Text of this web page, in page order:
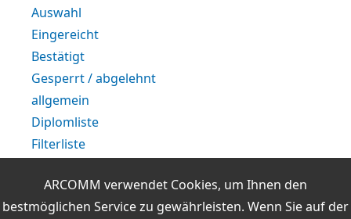
ARCOMM verwendet Cookies, um Ihnen den
bestmöglichen Service zu gewährleisten. Wenn Sie auf der
Auswahl
Eingereicht
Bestätigt
Gesperrt / abgelehnt
allgemein
Diplomliste
Filterliste
Auswertungsliste
Die Durchführung einer Diplomauswertung